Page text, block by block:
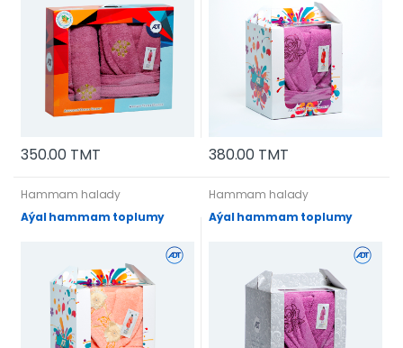
350.00 TMT 380.00 TMT
Hammam halady
Aýal hammam toplumy
Hammam halady
Aýal hammam toplumy